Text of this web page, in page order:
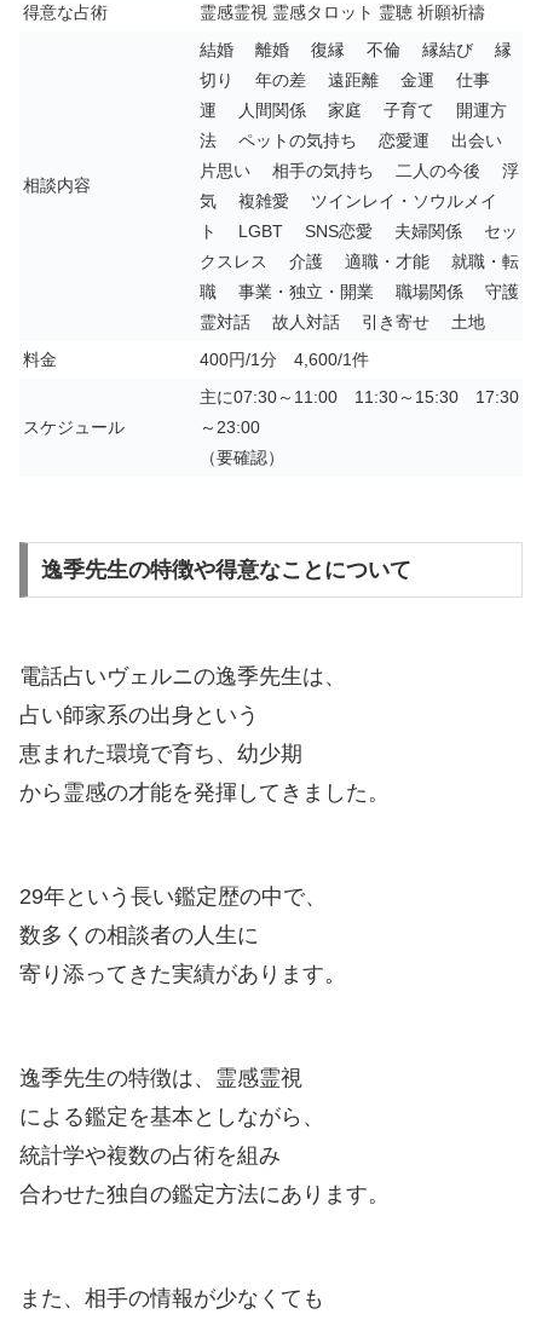
得意な占術
霊感霊視 霊感タロット 霊聴 祈願祈禱
相談内容
結婚 離婚 復縁 不倫 縁結び 縁
切り 年の差 遠距離 金運 仕事
運 人間関係 家庭 子育て 開運方
法 ペットの気持ち 恋愛運 出会い
片思い 相手の気持ち 二人の今後 浮
気 複雑愛 ツインレイ・ソウルメイ
ト LGBT SNS恋愛 夫婦関係 セッ
クスレス 介護 適職・才能 就職・転
職 事業・独立・開業 職場関係 守護
霊対話 故人対話 引き寄せ 土地
料金
400円/1分 4,600/1件
スケジュール
主に07:30～11:00 11:30～15:30 17:30
～23:00
（要確認）
逸季先生の特徴や得意なことについて
電話占いヴェルニの逸季先生は、
占い師家系の出身という
恵まれた環境で育ち、幼少期
から霊感の才能を発揮してきました。
29年という長い鑑定歴の中で、
数多くの相談者の人生に
寄り添ってきた実績があります。
逸季先生の特徴は、霊感霊視
による鑑定を基本としながら、
統計学や複数の占術を組み
合わせた独自の鑑定方法にあります。
また、相手の情報が少なくても